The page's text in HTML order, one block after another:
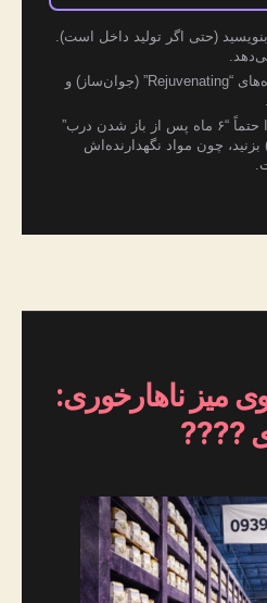
بنویسید (حتی اگر تولید داخل است).
از واژه‌های “Rejuvenating” (جوان‌ساز) و
تاریخ انضا را حتماً “۶ ماه پس از باز شدن درب”
چون مواد نگهدارنده‌اش
میز ناهارخوری:
????️